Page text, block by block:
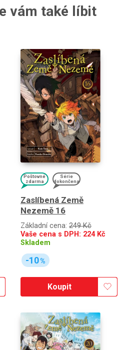
vám také líbit
Poštovné
zdarma
Série
dokončena
Zaslíbená Země
Nezemě 16
Základní cena: 249 Kč
Vaše cena s DPH: 224Kč
Skladem
-10%
Koupit